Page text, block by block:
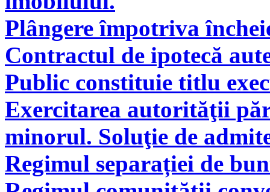
Plângere împotriva
Contractul de ipotecă
Public constituie titlu
Exercitarea autorităţii
minorul. Soluţie de
Regimul separației de